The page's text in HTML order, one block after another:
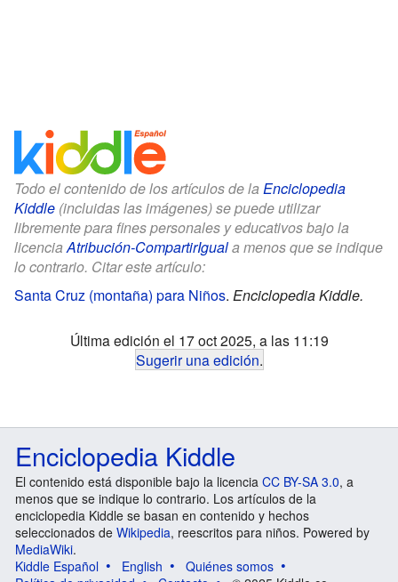
Todo el contenido de los artículos de la Enciclopedia
Kiddle (incluidas las imágenes) se puede utilizar
libremente para fines personales y educativos bajo la
licenciaAtribución-CompartirIguala menos que se indique
lo contrario. Citar este artículo:
Santa Cruz (montaña) para Niños. Enciclopedia Kiddle.
Última edición el 17 oct 2025, a las 11:19
Sugerir una edición.
Enciclopedia Kiddle
El contenido está disponible bajo la licencia CC BY-SA 3.0, a
menos que se indique lo contrario. Los artículos de la
enciclopedia Kiddle se basan en contenido y hechos
seleccionados de Wikipedia, reescritos para niños. Powered by
MediaWiki.
Kiddle Español
English
Quiénes somos